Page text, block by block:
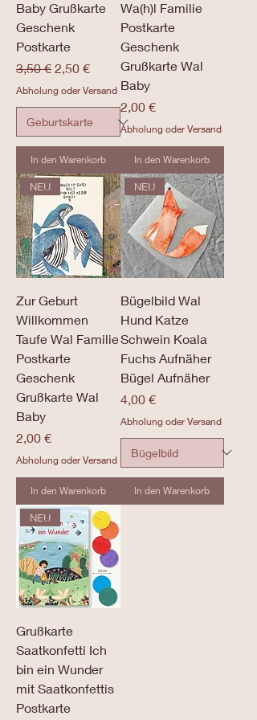
Baby Grußkarte
Geschenk
Postkarte
Standardpreis
3,50 € Sale-Preis
2,50 €
Abholung oder Versand
In den Warenkorb
Wa(h)l Familie
Postkarte
Geschenk
Grußkarte Wal
Baby
Preis
2,00 €
Abholung oder Versand
In den Warenkorb
NEU
Zur Geburt
Willkommen
Taufe Wal Familie
Postkarte
Geschenk
Grußkarte Wal
Baby
Preis
2,00 €
Abholung oder Versand
In den Warenkorb
NEU
Bügelbild Wal
Hund Katze
Schwein Koala
Fuchs Aufnäher
Bügel Aufnäher
Preis
4,00 €
Abholung oder Versand
In den Warenkorb
NEU
Grußkarte
Saatkonfetti Ich
bin ein Wunder
mit Saatkonfettis
Postkarte